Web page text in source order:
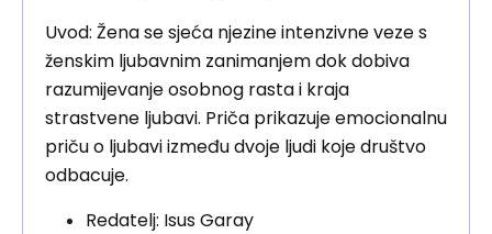
Uvod: Žena se sjeća njezine intenzivne veze s
ženskim ljubavnim zanimanjem dok dobiva
razumijevanje osobnog rasta i kraja
strastvene ljubavi. Priča prikazuje emocionalnu
priču o ljubavi između dvoje ljudi koje društvo
odbacuje.
Redatelj: Isus Garay